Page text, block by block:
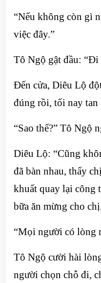
“Nếu không còn gì
việc đây.”
Tô Ngộ gật đầu: “Đi
Đến cửa, Diêu Lộ
đúng rồi, tối nay tan
“Sao thế?” Tô Ngộ
Diêu Lộ: “Cũng
đã bàn nhau, thấy
khuất quay lại công
bữa ăn mừng cho
“Mọi người có lòng
Tô Ngộ cười hài
người chọn chỗ đi,